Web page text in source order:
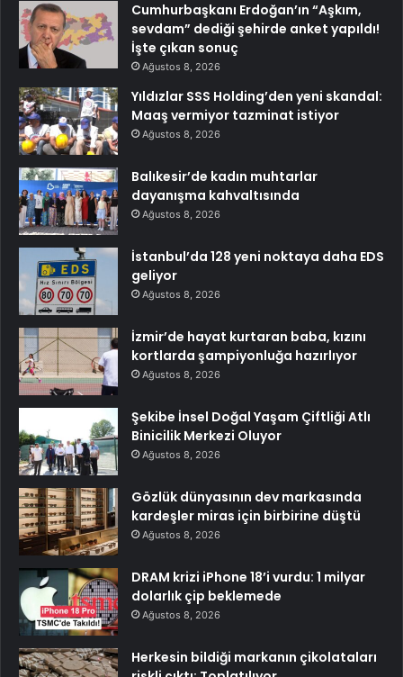
Cumhurbaşkanı Erdoğan’ın “Aşkım,
sevdam” dediği şehirde anket yapıldı!
İşte çıkan sonuç
Ağustos 8, 2026
Yıldızlar SSS Holding’den yeni skandal:
Maaş vermiyor tazminat istiyor
Ağustos 8, 2026
Balıkesir’de kadın muhtarlar
dayanışma kahvaltısında
Ağustos 8, 2026
İstanbul’da 128 yeni noktaya daha EDS
geliyor
Ağustos 8, 2026
İzmir’de hayat kurtaran baba, kızını
kortlarda şampiyonluğa hazırlıyor
Ağustos 8, 2026
Şekibe İnsel Doğal Yaşam Çiftliği Atlı
Binicilik Merkezi Oluyor
Ağustos 8, 2026
Gözlük dünyasının dev markasında
kardeşler miras için birbirine düştü
Ağustos 8, 2026
DRAM krizi iPhone 18’i vurdu: 1 milyar
dolarlık çip beklemede
Ağustos 8, 2026
Herkesin bildiği markanın çikolataları